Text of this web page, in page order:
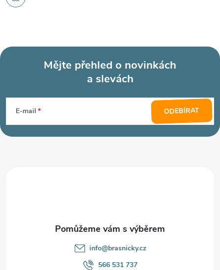
p
Mějte přehled o novinkách
a slevách
E-mail ODEBÍRAT
info@brasnicky.cz
566 531 737